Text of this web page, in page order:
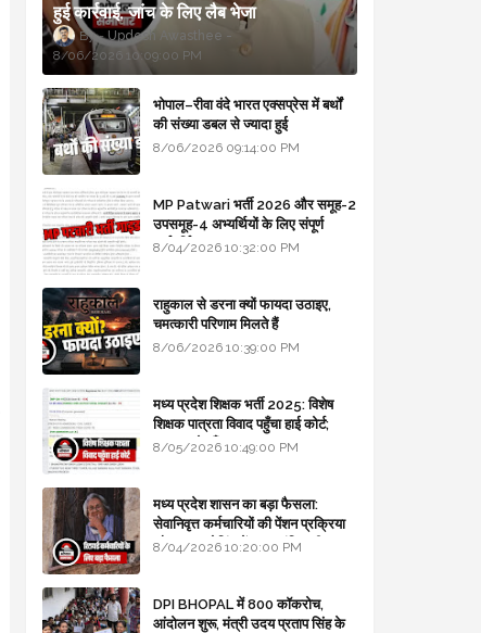
हुई कार्रवाई, जांच के लिए लैब भेजा
Updesh Awasthee
8/06/2026 10:09:00 PM
भोपाल–रीवा वंदे भारत एक्सप्रेस में बर्थों
की संख्या डबल से ज्यादा हुई
8/06/2026 09:14:00 PM
MP Patwari भर्ती 2026 और समूह-2
उपसमूह-4 अभ्यर्थियों के लिए संपूर्ण
मार्गदर्शिका
8/04/2026 10:32:00 PM
राहुकाल से डरना क्यों फायदा उठाइए,
चमत्कारी परिणाम मिलते हैं
8/06/2026 10:39:00 PM
मध्य प्रदेश शिक्षक भर्ती 2025: विशेष
शिक्षक पात्रता विवाद पहुँचा हाई कोर्ट;
सरकार से माँगा जवाब
8/05/2026 10:49:00 PM
मध्य प्रदेश शासन का बड़ा फैसला:
सेवानिवृत्त कर्मचारियों की पेंशन प्रक्रिया
और बजट कोडिंग में हुए क्रांतिकारी
8/04/2026 10:20:00 PM
DPI BHOPAL में 800 कॉकरोच,
आंदोलन शुरू, मंत्री उदय प्रताप सिंह के